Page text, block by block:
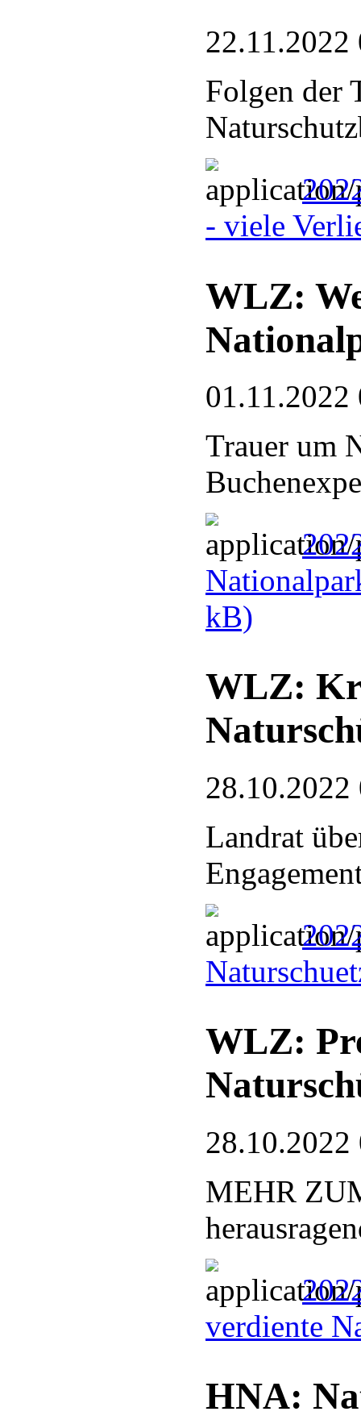
22.11.2022
Folgen der
- viele
WLZ:
01.11.2022
Trauer um
kB)
WLZ:
28.10.2022
Landrat
WLZ:
28.10.2022
MEHR
verdiente
HNA: